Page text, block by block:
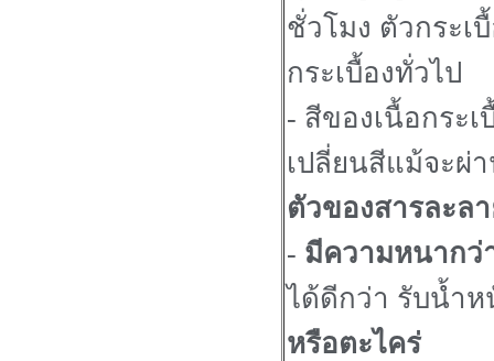
ชั่วโมง ตัวกระเ
กระเบื้องทั่วไป
- สีของเนื้อกระ
เปลี่ยนสีแม้จะผ่
ตัวของสารละล
- มีความหนากว่
ได้ดีกว่า รับน้ำ
หรือตะไคร่